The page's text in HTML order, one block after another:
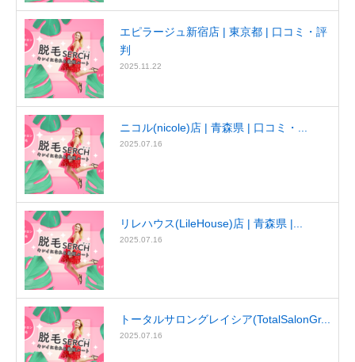
エピラージュ新宿店 | 東京都 | 口コミ・評
判
2025.11.22
ニコル(nicole)店 | 青森県 | 口コミ・...
2025.07.16
リレハウス(LileHouse)店 | 青森県 |...
2025.07.16
トータルサロングレイシア(TotalSalonGr...
2025.07.16